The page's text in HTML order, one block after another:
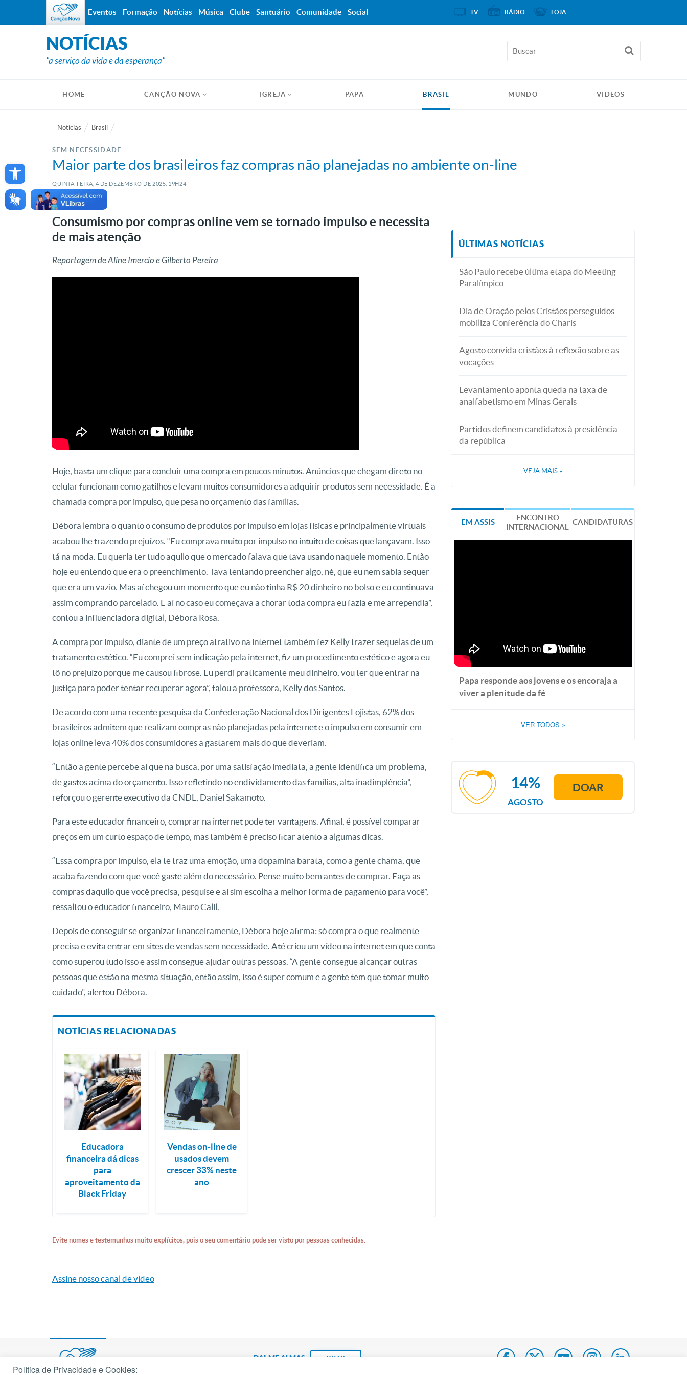
Open toolbar
NOTÍCIAS
"a serviço da vida e da esperança"
HOME CANÇÃO NOVA IGREJA PAPA BRASIL MUNDO VIDEOS
Notícias Brasil
SEM NECESSIDADE
Maior parte dos brasileiros faz compras não planejadas no ambiente on-line
QUINTA-FEIRA, 4 DE DEZEMBRO DE 2025, 19H24
Consumismo por compras online vem se tornado impulso e necessita
de mais atenção
Reportagem de Aline Imercio e Gilberto Pereira
Hoje, basta um clique para concluir uma compra em poucos minutos. Anúncios que chegam direto no
celular funcionam como gatilhos e levam muitos consumidores a adquirir produtos sem necessidade. É a
chamada compra por impulso, que pesa no orçamento das famílias.
Débora lembra o quanto o consumo de produtos por impulso em lojas físicas e principalmente virtuais
acabou lhe trazendo prejuízos. “Eu comprava muito por impulso no intuito de coisas que lançavam. Isso
tá na moda. Eu queria ter tudo aquilo que o mercado falava que tava usando naquele momento. Então
hoje eu entendo que era o preenchimento. Tava tentando preencher algo, né, que eu nem sabia sequer
que era um vazio. Mas aí chegou um momento que eu não tinha R$ 20 dinheiro no bolso e eu continuava
assim comprando parcelado. E aí no caso eu começava a chorar toda compra eu fazia e me arrependia”,
contou a influenciadora digital, Débora Rosa.
A compra por impulso, diante de um preço atrativo na internet também fez Kelly trazer sequelas de um
tratamento estético. “Eu comprei sem indicação pela internet, fiz um procedimento estético e agora eu
tô no prejuízo porque me causou fibrose. Eu perdi praticamente meu dinheiro, vou ter que entrar na
justiça para poder tentar recuperar agora”, falou a professora, Kelly dos Santos.
De acordo com uma recente pesquisa da Confederação Nacional dos Dirigentes Lojistas, 62% dos
brasileiros admitem que realizam compras não planejadas pela internet e o impulso em consumir em
lojas online leva 40% dos consumidores a gastarem mais do que deveriam.
“Então a gente percebe aí que na busca, por uma satisfação imediata, a gente identifica um problema,
de gastos acima do orçamento. Isso refletindo no endividamento das famílias, alta inadimplência”,
reforçou o gerente executivo da CNDL, Daniel Sakamoto.
Para este educador financeiro, comprar na internet pode ter vantagens. Afinal, é possível comparar
preços em um curto espaço de tempo, mas também é preciso ficar atento a algumas dicas.
“Essa compra por impulso, ela te traz uma emoção, uma dopamina barata, como a gente chama, que
acaba fazendo com que você gaste além do necessário. Pense muito bem antes de comprar. Faça as
compras daquilo que você precisa, pesquise e aí sim escolha a melhor forma de pagamento para você”,
ressaltou o educador financeiro, Mauro Calil.
Depois de conseguir se organizar financeiramente, Débora hoje afirma: só compra o que realmente
precisa e evita entrar em sites de vendas sem necessidade. Até criou um vídeo na internet em que conta
como superou tudo isso e assim consegue ajudar outras pessoas. “A gente consegue alcançar outras
pessoas que estão na mesma situação, então assim, isso é super comum e a gente tem que tomar muito
cuidado”, alertou Débora.
NOTÍCIAS RELACIONADAS
Educadora
financeira dá dicas
para
aproveitamento da
Black Friday
Vendas on-line de
usados devem
crescer 33% neste
ano
Evite nomes e testemunhos muito explícitos, pois o seu comentário pode ser visto por pessoas conhecidas.
Assine nosso canal de vídeo
ÚLTIMAS NOTÍCIAS
São Paulo recebe última etapa do Meeting
Paralímpico
Dia de Oração pelos Cristãos perseguidos
mobiliza Conferência do Charis
Agosto convida cristãos à reflexão sobre as
vocações
Levantamento aponta queda na taxa de
analfabetismo em Minas Gerais
Partidos definem candidatos à presidência
da república
VEJA MAIS »
EM ASSIS
ENCONTRO
INTERNACIONAL
CANDIDATURAS
Papa responde aos jovens e os encoraja a
viver a plenitude da fé
VER TODOS »
AGOSTO
14% DOAR
Eventos Formação Notícias Música Clube Santuário Comunidade Social TV RÁDIO LOJA
DAI-ME ALMAS DOAR
Política de Privacidade e Cookies: